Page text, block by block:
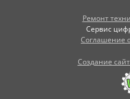
Ремонт
Сервис
Соглашение
Создание